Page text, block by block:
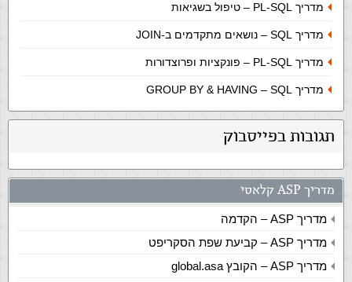
מדריך PL-SQL – טיפול בשגיאות
מדריך SQL – נושאים מתקדמים ב-JOIN
מדריך PL-SQL – פונקציות ופרוצדורות
מדריך SQL‏ – GROUP BY & HAVING
תגובות בפייסבוק
מדריך ASP קלאסי
מדריך ASP – הקדמה
מדריך ASP – קביעת שפת הסקריפט
מדריך ASP – הקובץ global.asa